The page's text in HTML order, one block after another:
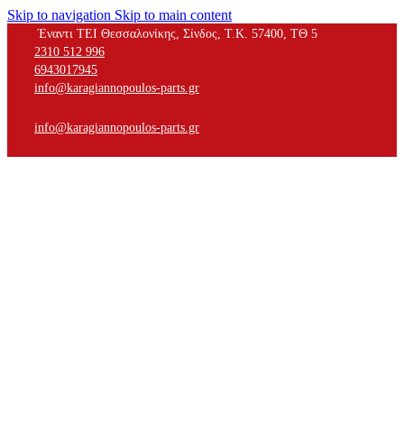
Skip to navigation Skip to main content
Έναντι ΤΕΙ Θεσσαλονίκης, Σίνδος, Τ.Κ. 57400, ΤΘ 5
2310 512 996
6943017945
info@karagiannopoulos-parts.gr
info@karagiannopoulos-parts.gr